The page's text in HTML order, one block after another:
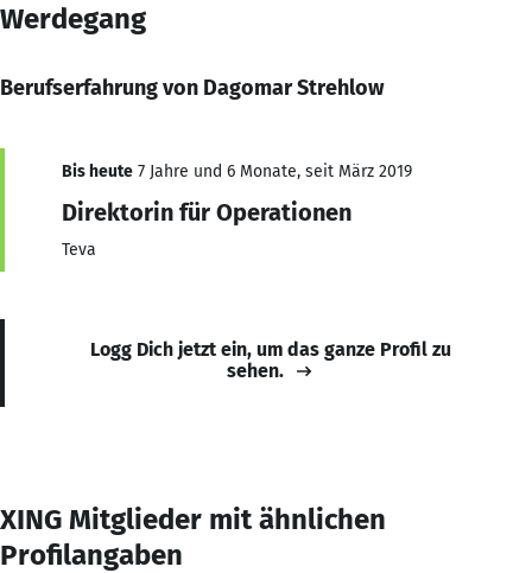
Werdegang
Berufserfahrung von Dagomar Strehlow
Bis heute 7 Jahre und 6 Monate, seit März 2019
Direktorin für Operationen
Teva
Logg Dich jetzt ein, um das ganze Profil zu
sehen.
XING Mitglieder mit ähnlichen
Profilangaben